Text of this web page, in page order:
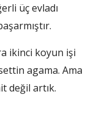
üç evladı
ikinci koyun işi
agama. Ama
değil artık.